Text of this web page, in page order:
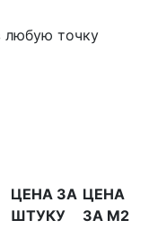
любую точку
ЦЕНА ЗА
ШТУКУ
ЦЕНА
ЗА М2